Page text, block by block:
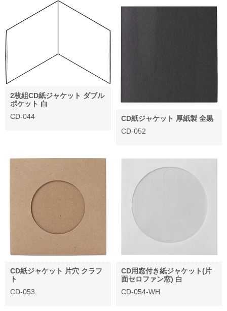
2枚組CD紙ジャケット ダブル
ポケット 白
CD-044
CD紙ジャケット 厚紙製 全黒
CD-052
CD紙ジャケット 片穴 クラフ
ト
CD-053
CD用窓付き紙ジャケット(片
面セロファン窓) 白
CD-054-WH